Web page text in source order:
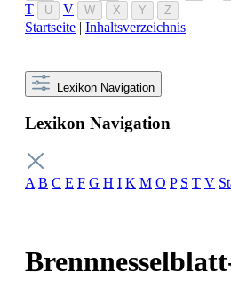
T
U V W X Y Z
Startseite | Inhaltsverzeichnis
Lexikon Navigation
Lexikon Navigation
A B C E F G H I K M O P S T V